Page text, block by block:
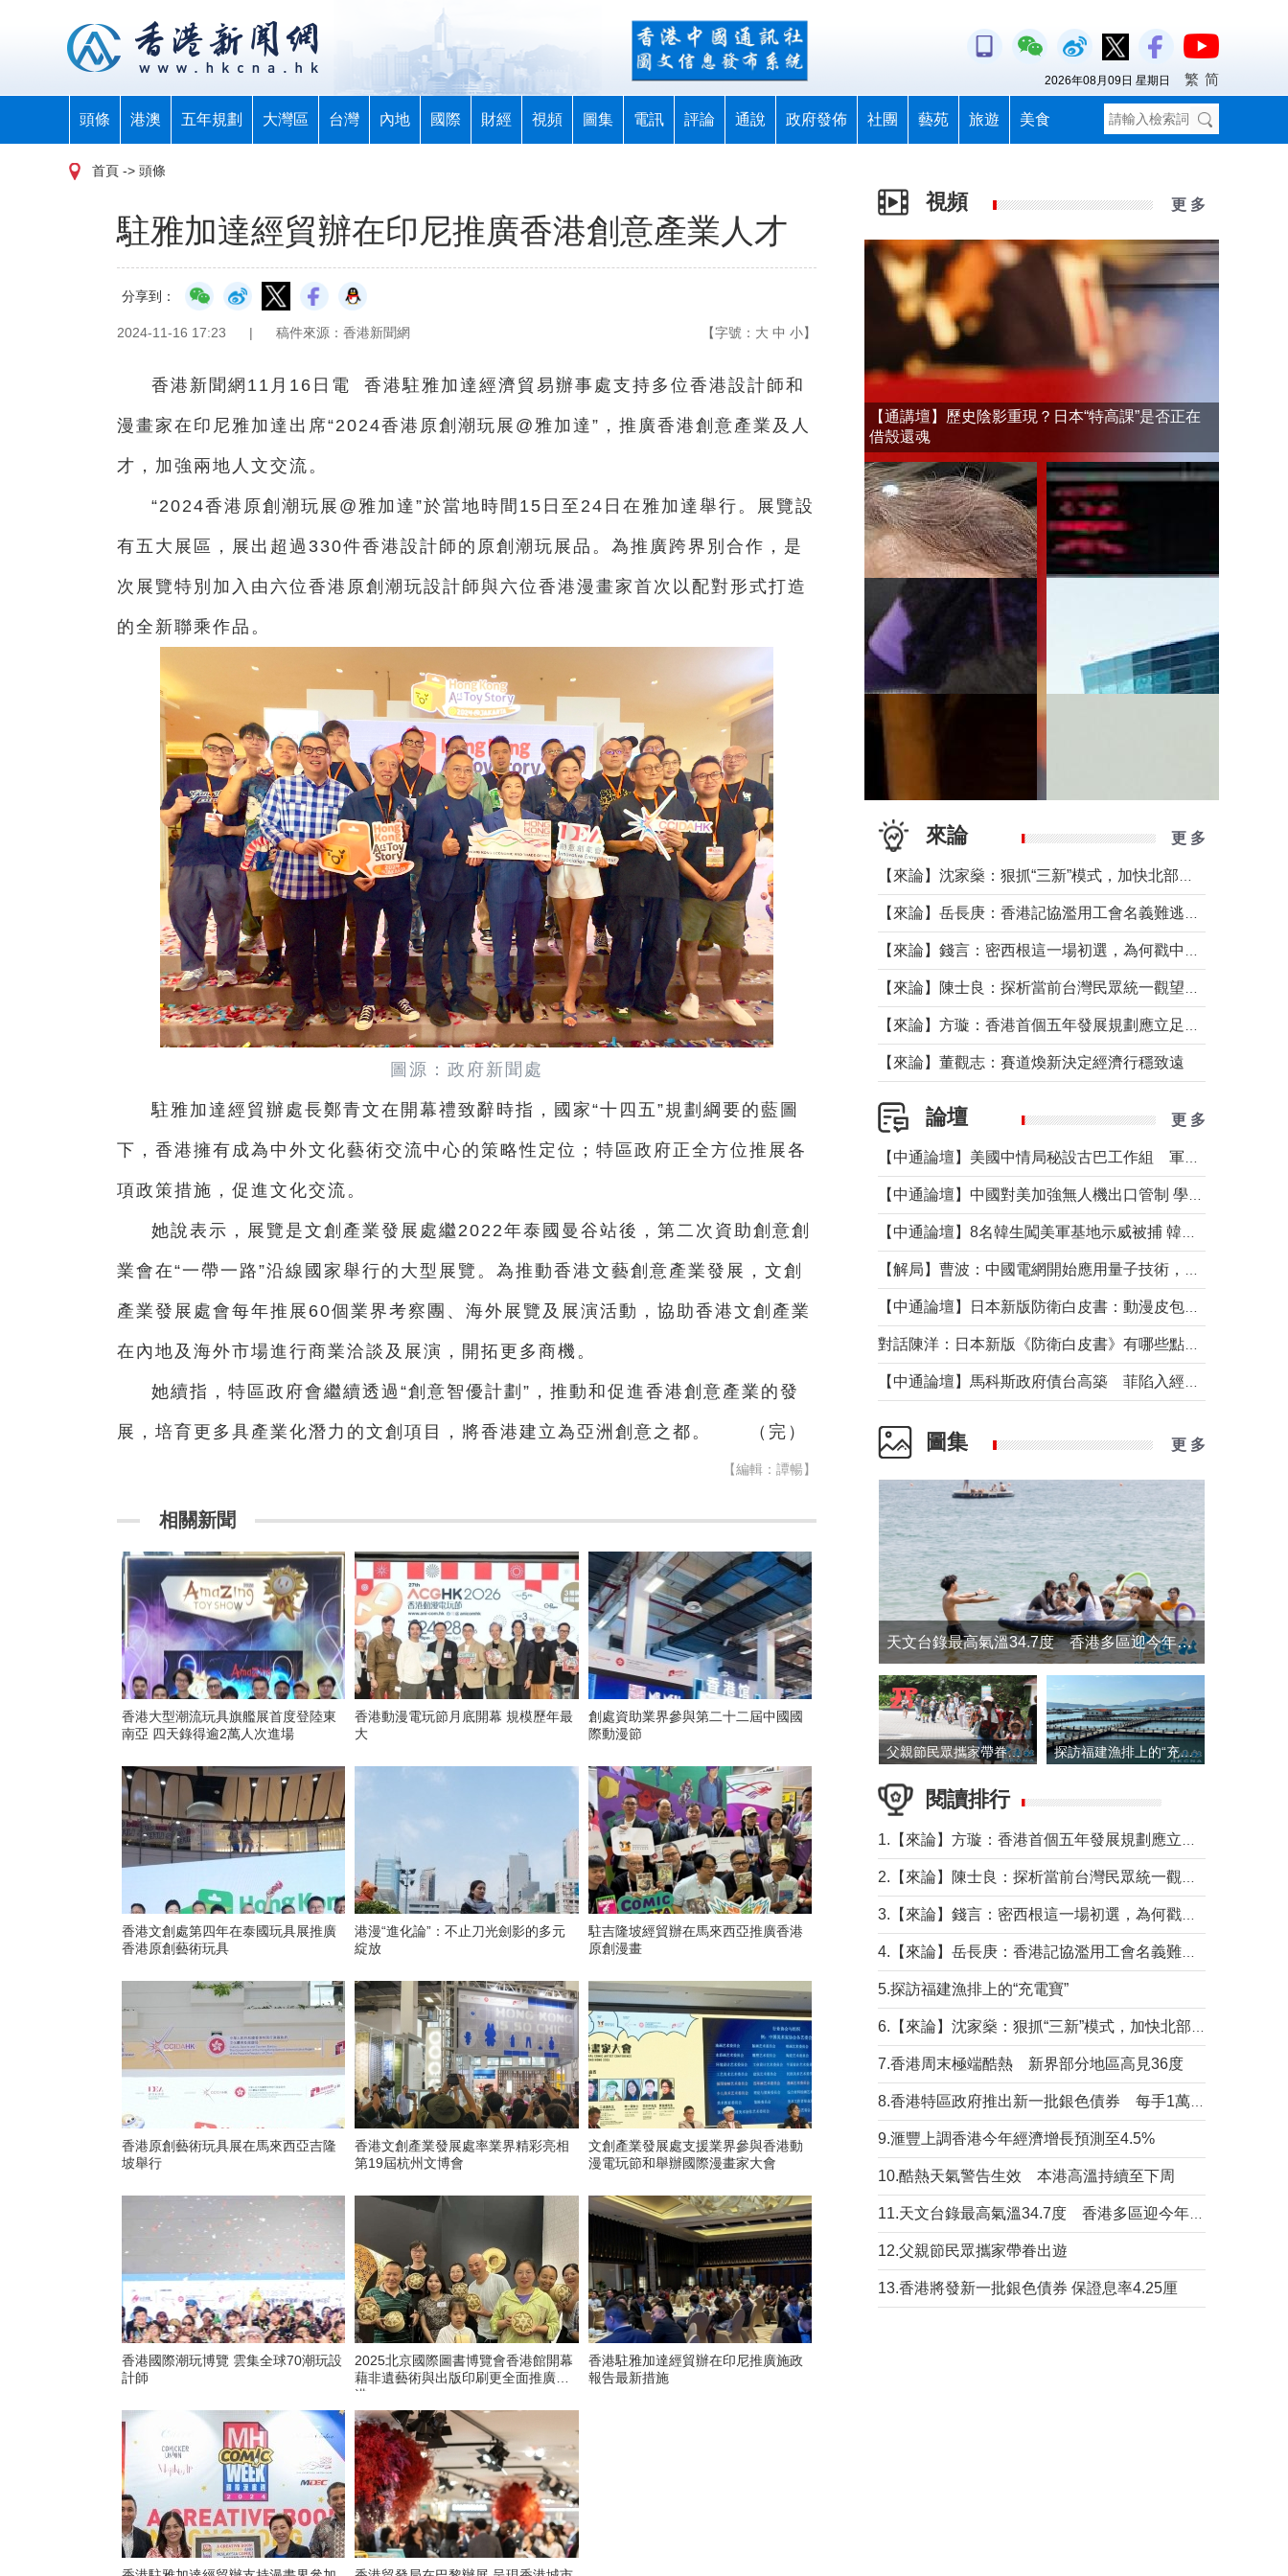
頭條 港澳 五年規劃 大灣區 台灣 內地 國際 財經 視頻 圖集 電訊 評論 通說 政府發佈 社團 藝苑 旅遊 美食
2026年08月09日 星期日 繁 简
首頁 -> 頭條
駐雅加達經貿辦在印尼推廣香港創意產業人才
分享到：
2024-11-16 17:23 | 稿件來源：香港新聞網 【字號： 大 中 小】
香港新聞網11月16日電 香港駐雅加達經濟貿易辦事處支持多位香港設計師和
漫畫家在印尼雅加達出席“2024香港原創潮玩展@雅加達”，推廣香港創意產業及人
才，加強兩地人文交流。
“2024香港原創潮玩展@雅加達”於當地時間15日至24日在雅加達舉行。展覽設
有五大展區，展出超過330件香港設計師的原創潮玩展品。為推廣跨界別合作，是
次展覽特別加入由六位香港原創潮玩設計師與六位香港漫畫家首次以配對形式打造
的全新聯乘作品。
圖源：政府新聞處
駐雅加達經貿辦處長鄭青文在開幕禮致辭時指，國家“十四五”規劃綱要的藍圖
下，香港擁有成為中外文化藝術交流中心的策略性定位；特區政府正全方位推展各
項政策措施，促進文化交流。
她說表示，展覽是文創產業發展處繼2022年泰國曼谷站後，第二次資助創意創
業會在“一帶一路”沿線國家舉行的大型展覽。為推動香港文藝創意產業發展，文創
產業發展處會每年推展60個業界考察團、海外展覽及展演活動，協助香港文創產業
在內地及海外市場進行商業洽談及展演，開拓更多商機。
她續指，特區政府會繼續透過“創意智優計劃”，推動和促進香港創意產業的發
展，培育更多具產業化潛力的文創項目，將香港建立為亞洲創意之都。 （完）
【編輯：譚暢】
相關新聞
香港大型潮流玩具旗艦展首度登陸東
南亞 四天錄得逾2萬人次進場
香港動漫電玩節月底開幕 規模歷年最
大
創處資助業界參與第二十二屆中國國
際動漫節
香港文創處第四年在泰國玩具展推廣
香港原創藝術玩具
港漫“進化論”：不止刀光劍影的多元
綻放
駐吉隆坡經貿辦在馬來西亞推廣香港
原創漫畫
香港原創藝術玩具展在馬來西亞吉隆
坡舉行
香港文創產業發展處率業界精彩亮相
第19屆杭州文博會
文創產業發展處支援業界參與香港動
漫電玩節和舉辦國際漫畫家大會
香港國際潮玩博覽 雲集全球70潮玩設
計師
2025北京國際圖書博覽會香港館開幕
藉非遺藝術與出版印刷更全面推廣香
港
香港駐雅加達經貿辦在印尼推廣施政
報告最新措施
視頻 更 多
【通講壇】歷史陰影重現？日本“特高課”是否正在
借殼還魂
來論 更 多
【來論】董觀志：賽道煥新決定經濟行穩致遠
論壇 更 多
圖集 更 多
天文台錄最高氣溫34.7度 香港多區迎今年最熱一天
父親節民眾攜家帶眷出遊 探訪福建漁排上的“充電寶”
閱讀排行
5.探訪福建漁排上的“充電寶”
7.香港周末極端酷熱 新界部分地區高見36度
9.滙豐上調香港今年經濟增長預測至4.5%
10.酷熱天氣警告生效 本港高溫持續至下周
12.父親節民眾攜家帶眷出遊
13.香港將發新一批銀色債券 保證息率4.25厘